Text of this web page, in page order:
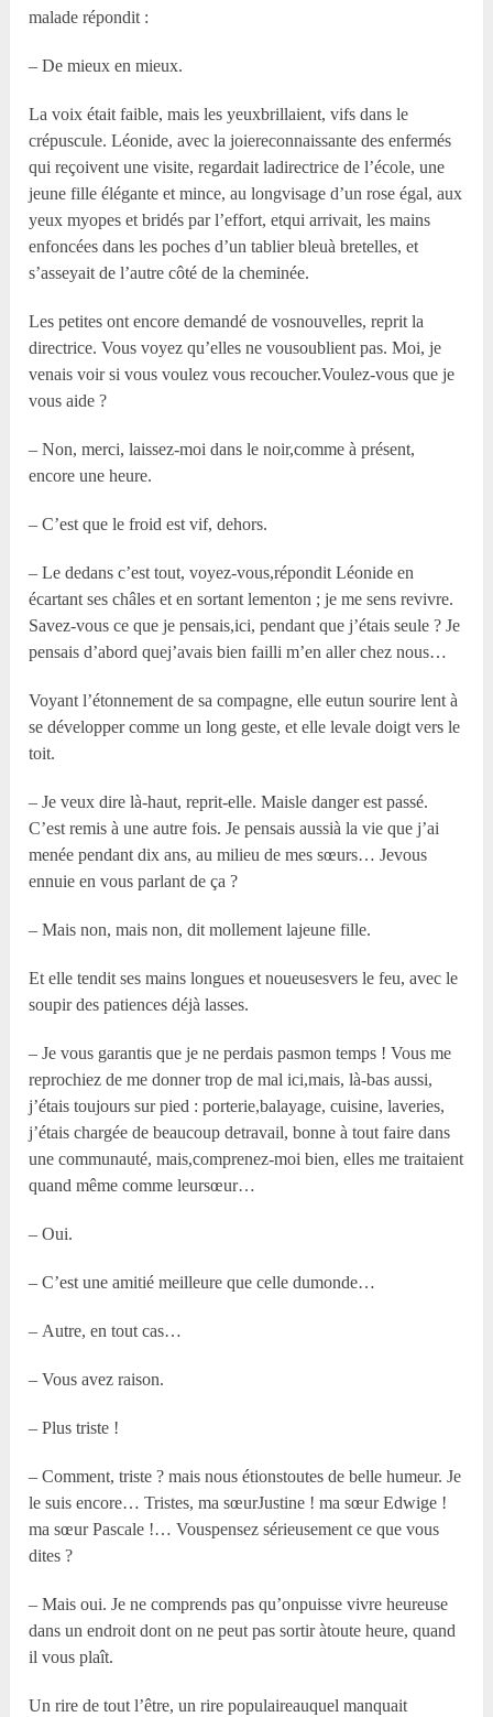
malade répondit :
– De mieux en mieux.
La voix était faible, mais les yeuxbrillaient, vifs dans le
crépuscule. Léonide, avec la joiereconnaissante des enfermés
qui reçoivent une visite, regardait ladirectrice de l’école, une
jeune fille élégante et mince, au longvisage d’un rose égal, aux
yeux myopes et bridés par l’effort, etqui arrivait, les mains
enfoncées dans les poches d’un tablier bleuà bretelles, et
s’asseyait de l’autre côté de la cheminée.
Les petites ont encore demandé de vosnouvelles, reprit la
directrice. Vous voyez qu’elles ne vousoublient pas. Moi, je
venais voir si vous voulez vous recoucher.Voulez-vous que je
vous aide ?
– Non, merci, laissez-moi dans le noir,comme à présent,
encore une heure.
– C’est que le froid est vif, dehors.
– Le dedans c’est tout, voyez-vous,répondit Léonide en
écartant ses châles et en sortant lementon ; je me sens revivre.
Savez-vous ce que je pensais,ici, pendant que j’étais seule ? Je
pensais d’abord quej’avais bien failli m’en aller chez nous…
Voyant l’étonnement de sa compagne, elle eutun sourire lent à
se développer comme un long geste, et elle levale doigt vers le
toit.
– Je veux dire là-haut, reprit-elle. Maisle danger est passé.
C’est remis à une autre fois. Je pensais aussià la vie que j’ai
menée pendant dix ans, au milieu de mes sœurs… Jevous
ennuie en vous parlant de ça ?
– Mais non, mais non, dit mollement lajeune fille.
Et elle tendit ses mains longues et noueusesvers le feu, avec le
soupir des patiences déjà lasses.
– Je vous garantis que je ne perdais pasmon temps ! Vous me
reprochiez de me donner trop de mal ici,mais, là-bas aussi,
j’étais toujours sur pied : porterie,balayage, cuisine, laveries,
j’étais chargée de beaucoup detravail, bonne à tout faire dans
une communauté, mais,comprenez-moi bien, elles me traitaient
quand même comme leursœur…
– Oui.
– C’est une amitié meilleure que celle dumonde…
– Autre, en tout cas…
– Vous avez raison.
– Plus triste !
– Comment, triste ? mais nous étionstoutes de belle humeur. Je
le suis encore… Tristes, ma sœurJustine ! ma sœur Edwige !
ma sœur Pascale !… Vouspensez sérieusement ce que vous
dites ?
– Mais oui. Je ne comprends pas qu’onpuisse vivre heureuse
dans un endroit dont on ne peut pas sortir àtoute heure, quand
il vous plaît.
Un rire de tout l’être, un rire populaireauquel manquait